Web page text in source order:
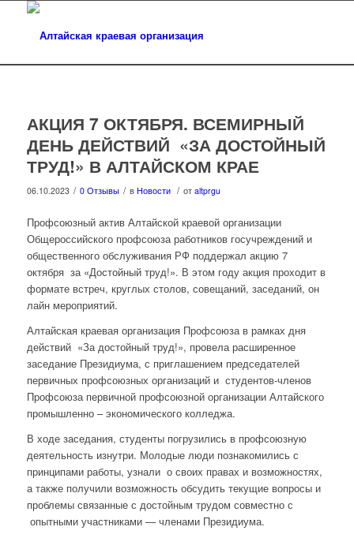
АКЦИЯ 7 ОКТЯБРЯ. ВСЕМИРНЫЙ
ДЕНЬ ДЕЙСТВИЙ «ЗА ДОСТОЙНЫЙ
ТРУД!» В АЛТАЙСКОМ КРАЕ
06.10.2023 / 0 Отзывы / в Новости / от altprgu
Профсоюзный актив Алтайской краевой организации
Общероссийского профсоюза работников госучреждений и
общественного обслуживания РФ поддержал акцию 7
октября за «Достойный труд!». В этом году акция проходит в
формате встреч, круглых столов, совещаний, заседаний, он
лайн мероприятий.
Алтайская краевая организация Профсоюза в рамках дня
действий «За достойный труд!», провела расширенное
заседание Президиума, с приглашением председателей
первичных профсоюзных организаций и студентов-членов
Профсоюза первичной профсоюзной организации Алтайского
промышленно – экономического колледжа.
В ходе заседания, студенты погрузились в профсоюзную
деятельность изнутри. Молодые люди познакомились с
принципами работы, узнали о своих правах и возможностях,
а также получили возможность обсудить текущие вопросы и
проблемы связанные с достойным трудом совместно с
опытными участниками — членами Президиума.